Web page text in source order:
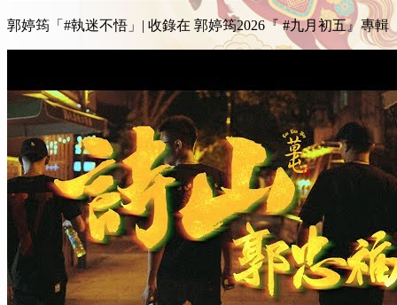
郭婷筠「#執迷不悟」| 收錄在 郭婷筠2026『 #九月初五』專輯